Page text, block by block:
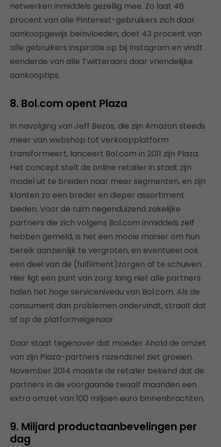
netwerken inmiddels gezellig mee. Zo laat 46
procent van alle Pinterest-gebruikers zich daar
aankoopgewijs beïnvloeden, doet 43 procent van
alle gebruikers inspiratie op bij Instagram en vindt
eenderde van alle Twitteraars daar vriendelijke
aankooptips.
8. Bol.com opent Plaza
In navolging van Jeff Bezos, die zijn Amazon steeds
meer van webshop tot verkoopplatform
transformeert, lanceert Bol.com in 2011 zijn Plaza.
Het concept stelt de online retailer in staat zijn
model uit te breiden naar meer segmenten, en zijn
klanten zo een breder en dieper assortiment
bieden. Voor de ruim negenduizend zakelijke
partners die zich volgens Bol.com inmiddels zelf
hebben gemeld, is het een mooie manier om hun
bereik aanzienlijk te vergroten, en eventueel ook
een deel van de (fulfilment)zorgen af te schuiven.
Hier ligt een punt van zorg: lang niet alle partners
halen het hoge serviceniveau van Bol.com. Als de
consument dan problemen ondervindt, straalt dat
af op de platformeigenaar.
Daar staat tegenover dat moeder Ahold de omzet
van zijn Plaza-partners razendsnel ziet groeien.
November 2014 maakte de retailer bekend dat de
partners in de voorgaande twaalf maanden een
extra omzet van 100 miljoen euro binnenbrachten.
9. Miljard productaanbevelingen per
dag